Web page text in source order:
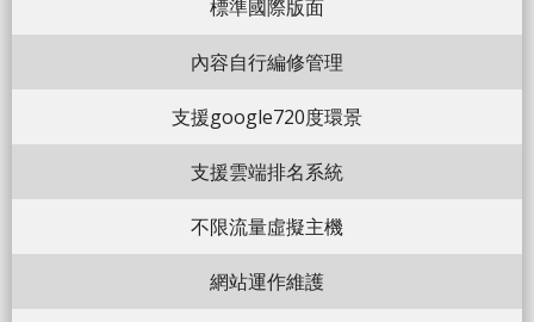
標準國際版面
內容自行編修管理
支援google720度環景
支援雲端排名系統
不限流量虛擬主機
網站運作維護